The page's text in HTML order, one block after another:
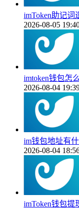
imToken助记词
2026-08-05
imtoken钱包怎
2026-08-04
im钱包地址有
2026-08-04
imToken钱包